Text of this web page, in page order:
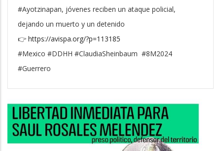
#Ayotzinapan, jóvenes reciben un ataque policial,
dejando un muerto y un detenido
👉 https://avispa.org/?p=113185
#Mexico #DDHH #ClaudiaSheinbaum #8M2024
#Guerrero